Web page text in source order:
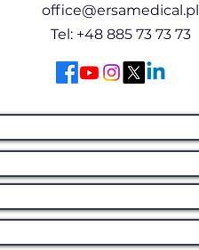
office@ersamedical.pl
Tel: +48 885 73 73 73